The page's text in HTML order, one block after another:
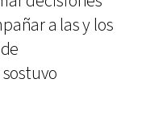
a las y los